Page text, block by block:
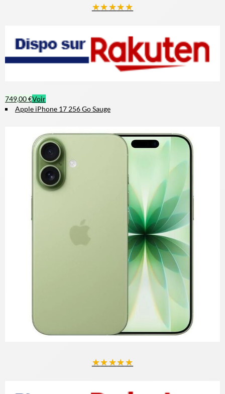
★★★★★
749,00 €Voir
Apple iPhone 17 256 Go Sauge
★★★★★